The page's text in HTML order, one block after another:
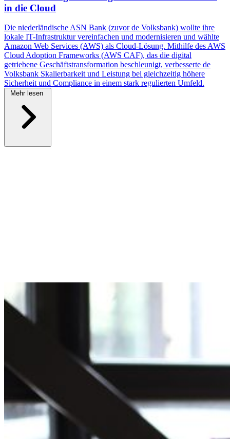
in die Cloud
Die niederländische ASN Bank (zuvor de Volksbank) wollte ihre
lokale IT-Infrastruktur vereinfachen und modernisieren und wählte
Amazon Web Services (AWS) als Cloud-Lösung. Mithilfe des AWS
Cloud Adoption Frameworks (AWS CAF), das die digital
getriebene Geschäftstransformation beschleunigt, verbesserte de
Volksbank Skalierbarkeit und Leistung bei gleichzeitig höhere
Sicherheit und Compliance in einem stark regulierten Umfeld.
Mehr lesen